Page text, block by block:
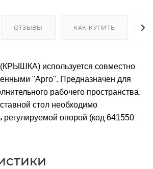
ОТЗЫВЫ КАК КУПИТЬ
используется совместно
"Арго". Предназначен для
рабочего пространства.
стол необходимо
регулируемой опорой (код 641550